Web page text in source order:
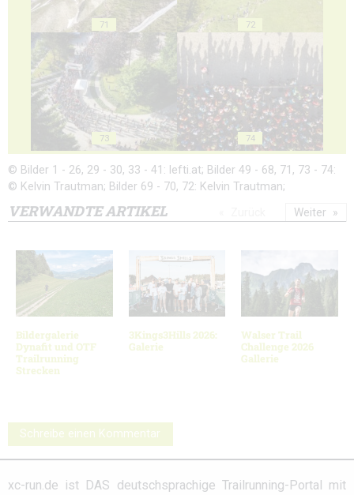
71 72
73 74
© Bilder 1 - 26, 29 - 30, 33 - 41: lefti.at; Bilder 49 - 68, 71, 73 - 74:
© Kelvin Trautman; Bilder 69 - 70, 72: Kelvin Trautman;
VERWANDTE ARTIKEL
Bildergalerie
Dynafit und OTF
Trailrunning
Strecken
3Kings3Hills 2026:
Galerie
Walser Trail
Challenge 2026
Gallerie
Weiter
Schreibe einen Kommentar
xc-run.de ist DAS deutschsprachige Trailrunning-Portal mit